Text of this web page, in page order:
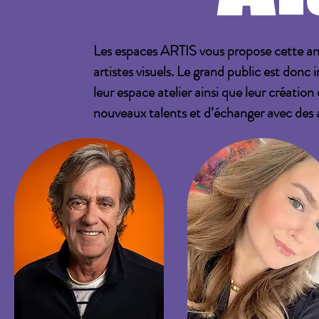
Les espaces ARTIS vous propose cette
artistes visuels. Le grand public est
leur espace atelier ainsi que leur
nouveaux talents et d’échanger avec